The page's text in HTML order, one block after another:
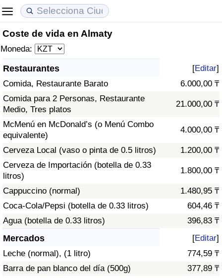
Coste de vida en Almaty
Moneda:
Restaurantes [Editar]
Comida, Restaurante Barato
6.000,00 ₸
Comida para 2 Personas, Restaurante
Medio, Tres platos
21.000,00 ₸
McMenú en McDonald’s (o Menú Combo
equivalente)
4.000,00 ₸
Cerveza Local (vaso o pinta de 0.5 litros)
1.200,00 ₸
Cerveza de Importación (botella de 0.33
litros)
1.800,00 ₸
Cappuccino (normal)
1.480,95 ₸
Coca-Cola/Pepsi (botella de 0.33 litros)
604,46 ₸
Agua (botella de 0.33 litros)
396,83 ₸
Mercados [Editar]
Leche (normal), (1 litro)
774,59 ₸
Barra de pan blanco del día (500g)
377,89 ₸
Coste de vida
Índice de Costo de Vida
Índice de costo de vida por país
en aqaba
Precios de las propiedades
Índice de Precios de Inmuebles
Índice de Precios de Inmuebles por País
Calidad de Vida
Índice de Calidad de Vida (Actual)
Índice de calidad de vida por país
Delincuencia
Calificación del Índice de Criminalidad
(Actual)
Índice de Criminalidad
Índice de criminalidad por país
Sanidad